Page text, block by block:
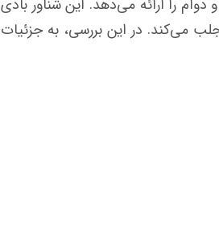
به خود جلب می‌کند. در این بررسی، به جزئیات